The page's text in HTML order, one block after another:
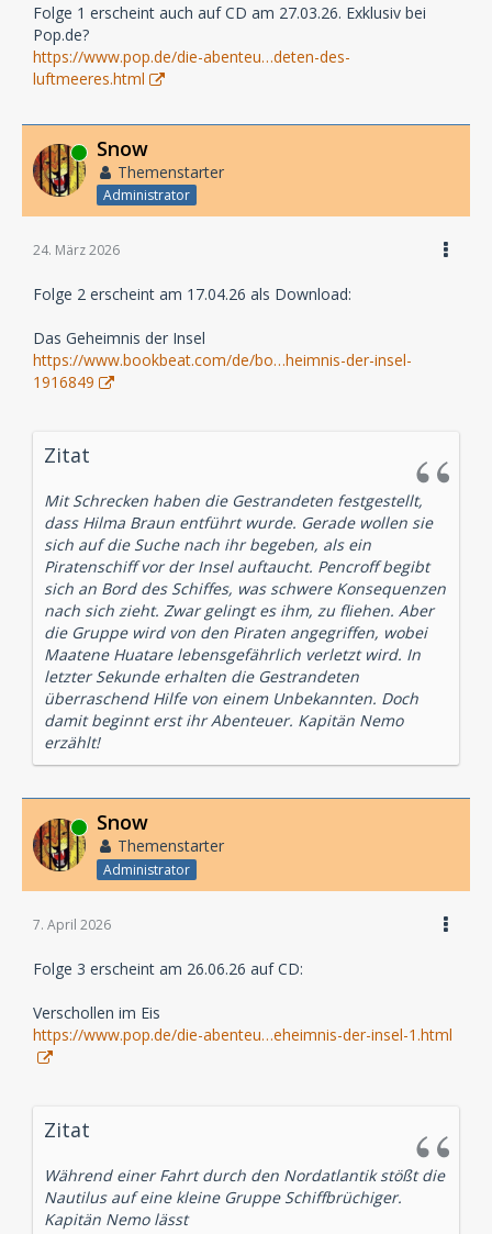
Folge 1 erscheint auch auf CD am 27.03.26. Exklusiv bei
Pop.de?
https://www.pop.de/die-abenteu…deten-des-
luftmeeres.html
Online Snow
Themenstarter
Administrator
24. März 2026
Folge 2 erscheint am 17.04.26 als Download:
Das Geheimnis der Insel
https://www.bookbeat.com/de/bo…heimnis-der-insel-
1916849
Zitat
Mit Schrecken haben die Gestrandeten festgestellt,
dass Hilma Braun entführt wurde. Gerade wollen sie
sich auf die Suche nach ihr begeben, als ein
Piratenschiff vor der Insel auftaucht. Pencroff begibt
sich an Bord des Schiffes, was schwere Konsequenzen
nach sich zieht. Zwar gelingt es ihm, zu fliehen. Aber
die Gruppe wird von den Piraten angegriffen, wobei
Maatene Huatare lebensgefährlich verletzt wird. In
letzter Sekunde erhalten die Gestrandeten
überraschend Hilfe von einem Unbekannten. Doch
damit beginnt erst ihr Abenteuer. Kapitän Nemo
erzählt!
Online Snow
Themenstarter
Administrator
7. April 2026
Folge 3 erscheint am 26.06.26 auf CD:
Verschollen im Eis
https://www.pop.de/die-abenteu…eheimnis-der-insel-1.html
Zitat
Während einer Fahrt durch den Nordatlantik stößt die
Nautilus auf eine kleine Gruppe Schiffbrüchiger.
Kapitän Nemo lässt